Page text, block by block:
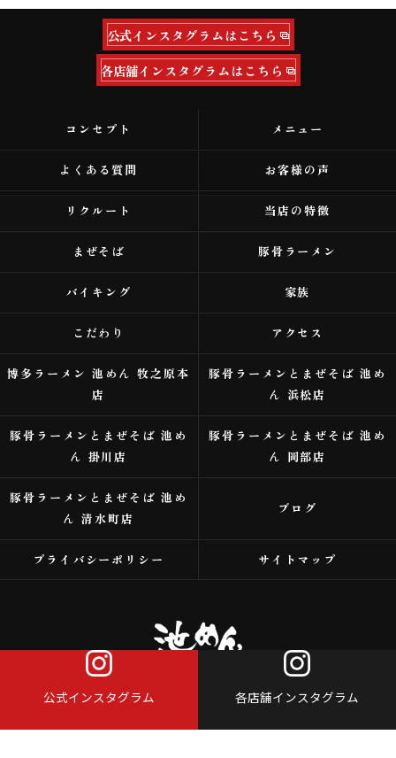
公式インスタグラム 各店舗インスタグラム
公式インスタグラムはこちら
各店舗インスタグラムはこちら
コンセプト メニュー
よくある質問 お客様の声
リクルート 当店の特徴
まぜそば 豚骨ラーメン
バイキング 家族
こだわり アクセス
博多ラーメン 池めん 牧之原本
店
豚骨ラーメンとまぜそば 池め
ん 浜松店
豚骨ラーメンとまぜそば 池め
ん 掛川店
豚骨ラーメンとまぜそば 池め
ん 岡部店
豚骨ラーメンとまぜそば 池め
ん 清水町店
ブログ
プライバシーポリシー サイトマップ